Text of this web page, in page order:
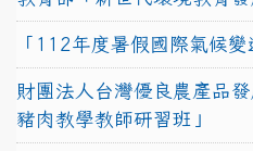
「112年度暑假國際氣候變
財團法人台灣優良農產品
豬肉教學教師研習班」